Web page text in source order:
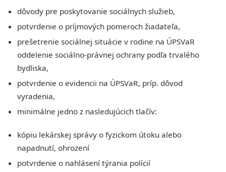
dôvody pre poskytovanie sociálnych služieb,
potvrdenie o príjmových pomeroch žiadateľa,
prešetrenie sociálnej situácie v rodine na ÚPSVaR
oddelenie sociálno-právnej ochrany podľa trvalého
bydliska,
potvrdenie o evidencii na ÚPSVaR, príp. dôvod
vyradenia,
minimálne jedno z nasledujúcich tlačív:
kópiu lekárskej správy o fyzickom útoku alebo
napadnutí, ohrození
potvrdenie o nahlásení týrania polícií